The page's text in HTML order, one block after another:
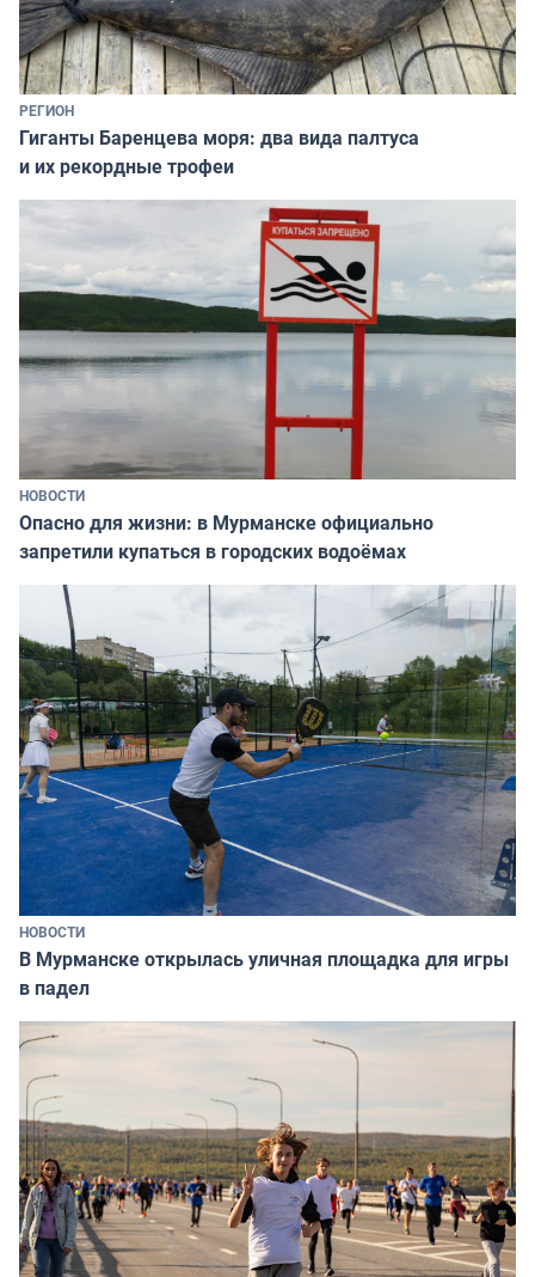
РЕГИОН
Гиганты Баренцева моря: два вида палтуса
и их рекордные трофеи
НОВОСТИ
Опасно для жизни: в Мурманске официально
запретили купаться в городских водоёмах
НОВОСТИ
В Мурманске открылась уличная площадка для игры
в падел